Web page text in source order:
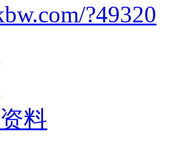
?49320
料